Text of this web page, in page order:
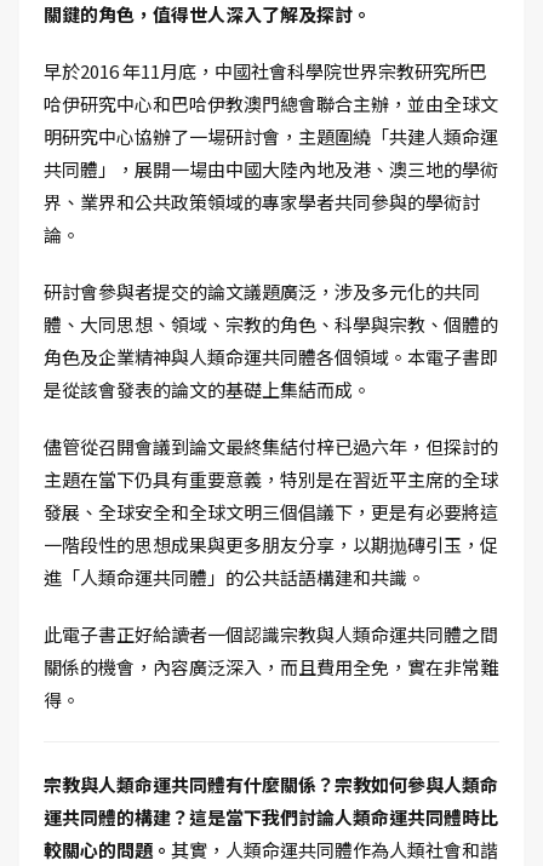
關鍵的角色，值得世人深入了解及探討。
早於2016 年11月底，中國社會科學院世界宗教研究所巴
哈伊研究中心和巴哈伊教澳門總會聯合主辦，並由全球文
明研究中心協辦了一場研討會，主題圍繞「共建人類命運
共同體」，展開一場由中國大陸內地及港、澳三地的學術
界、業界和公共政策領域的專家學者共同參與的學術討
論。
研討會參與者提交的論文議題廣泛，涉及多元化的共同
體、大同思想、領域、宗教的角色、科學與宗教、個體的
角色及企業精神與人類命運共同體各個領域。本電子書即
是從該會發表的論文的基礎上集結而成。
儘管從召開會議到論文最終集結付梓已過六年，但探討的
主題在當下仍具有重要意義，特別是在習近平主席的全球
發展、全球安全和全球文明三個倡議下，更是有必要將這
一階段性的思想成果與更多朋友分享，以期抛磚引玉，促
進「人類命運共同體」的公共話語構建和共識。
此電子書正好給讀者一個認識宗教與人類命運共同體之間
關係的機會，內容廣泛深入，而且費用全免，實在非常難
得。
宗教與人類命運共同體有什麼關係？宗教如何參與人類命
運共同體的構建？這是當下我們討論人類命運共同體時比
較關心的問題。 其實，人類命運共同體作為人類社會和諧